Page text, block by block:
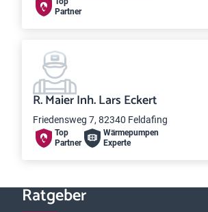
Partner
R. Maier Inh. Lars Eckert
Friedensweg 7, 82340 Feldafing
Top
Partner
Wärme­pumpen
Experte
Ratgeber